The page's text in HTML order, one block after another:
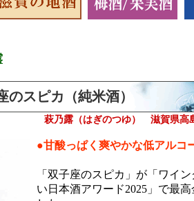
スピカ（純米酒）
萩乃露（はぎのつゆ） 滋賀県
●甘酸っぱく爽やかな低アルコ
「双子座のスピカ」が「ワイ
い日本酒アワード2025」で最